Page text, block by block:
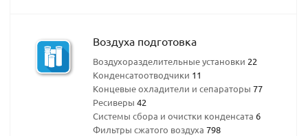
Воздуха подготовка
Воздухоразделительные установки 22
Конденсатоотводчики 11
Концевые охладители и сепараторы 77
Ресиверы 42
Системы сбора и очистки конденсата 6
Фильтры сжатого воздуха 798